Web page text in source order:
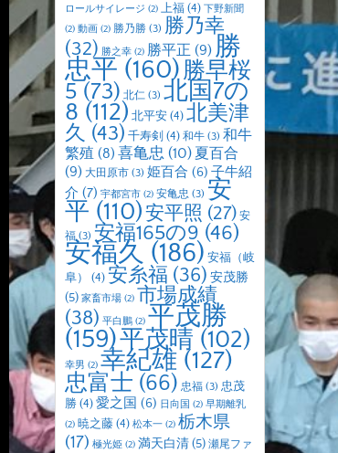
ロールサイレージ (2) 上福 (4) 下野新聞
(2) 動画 (2) 勝乃勝 (3) 勝乃幸
(32) 勝之幸 (2) 勝平正 (9) 勝
忠平 (160)勝早桜
5 (73) 北仁 (3) 北国7の
8 (112) 北平安 (4) 北美津
久 (43) 千寿剣 (4) 和牛 (3) 和牛
繁殖 (8) 喜亀忠 (10) 夏百合
(9) 大田原市 (3) 姫百合 (6) 子牛紹
介 (7) 宇都宮市 (2) 安亀忠 (3) 安
平 (110)安平照 (27) 安
福(3) 安福165の9 (46)
安福久 (186) 安福（岐
阜）
(4) 安糸福 (36) 安茂勝
(5) 家畜市場 (2) 市場成績
(38) 平白鵬 (2) 平茂勝
(159)平茂晴 (102)
幸男 (2) 幸紀雄 (127)
忠富士 (66) 忠福 (3) 忠茂
勝 (4) 愛之国 (6) 日向国 (2) 早期離乳
(2) 暁之藤 (4) 松本一 (2) 栃木県
(17) 極光姫 (2) 満天白清(5) 瀬尾ファ